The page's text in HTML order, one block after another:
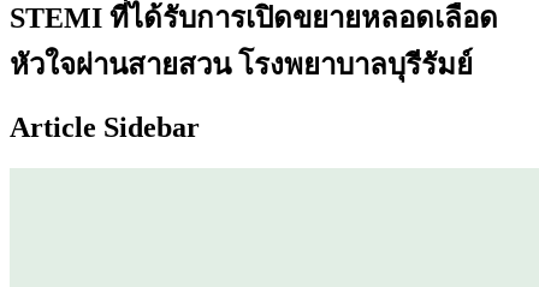
STEMI ที่ได้รับการเปิดขยายหลอดเลือด
หัวใจผ่านสายสวน โรงพยาบาลบุรีรัมย์
Article Sidebar